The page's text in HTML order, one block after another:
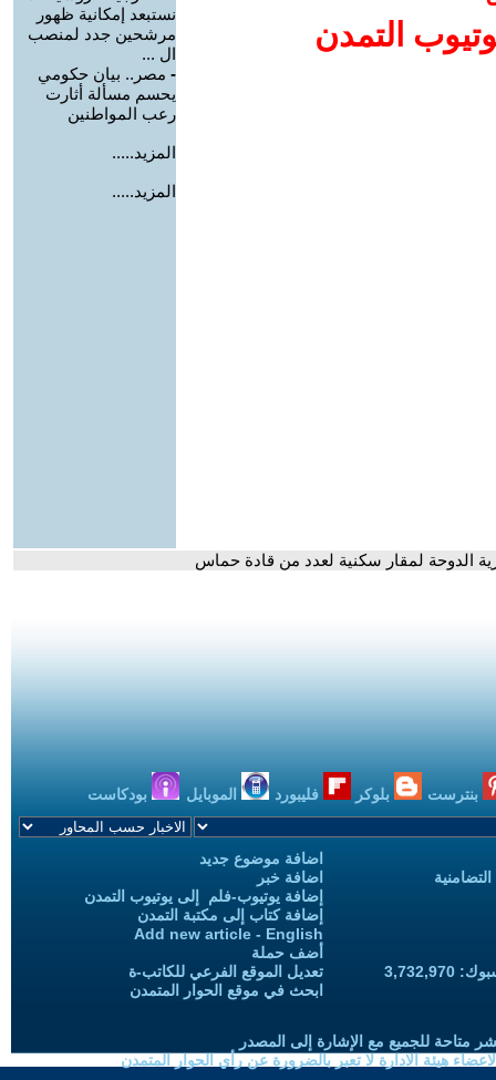
التمدن
نستبعد إمكانية ظهور
مرشحين جدد لمنصب
ال ...
- مصر.. بيان حكومي
يحسم مسألة أثارت
رعب المواطنين
المزيد.....
المزيد.....
الدوحة لمقار سكنية لعدد من قادة حماس
بنترست بلوكر فليبورد الموبايل بودكاست
اضافة موضوع جديد
اضافة خبر
إضافة يوتيوب-فلم إلى يوتيوب التمدن
إضافة كتاب إلى مكتبة التمدن
Add new article - English
أضف حملة
تعديل الموقع الفرعي للكاتب-ة
ابحث في موقع الحوار المتمدن
متاحة للجميع مع الإشارة إلى المصدر
هيئة الادارة لا تعبر بالضرورة عن رأي الحوار المتمدن